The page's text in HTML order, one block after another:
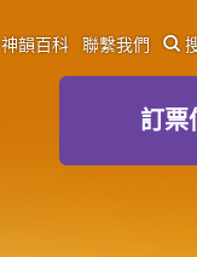
神韻百科 聯繫我們
訂票